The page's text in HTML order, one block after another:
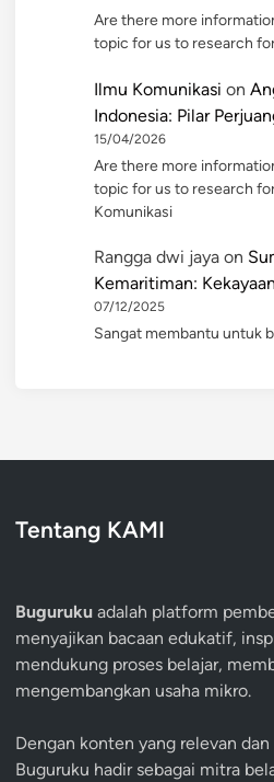
Are there more
topic for us to research
Ilmu Komunikasi on
Indonesia: Pilar
15/04/2026
Are there more
topic for us to research
Komunikasi
Rangga dwi jaya on
Kemaritiman:
07/12/2025
Sangat membantu untuk
Tentang KAMI
Buguruku adalah platform
menyajikan bacaan edukatif,
mendukung proses belajar,
mengembangkan usaha mikro.
Dengan konten yang relevan
Buguruku hadir sebagai mitra